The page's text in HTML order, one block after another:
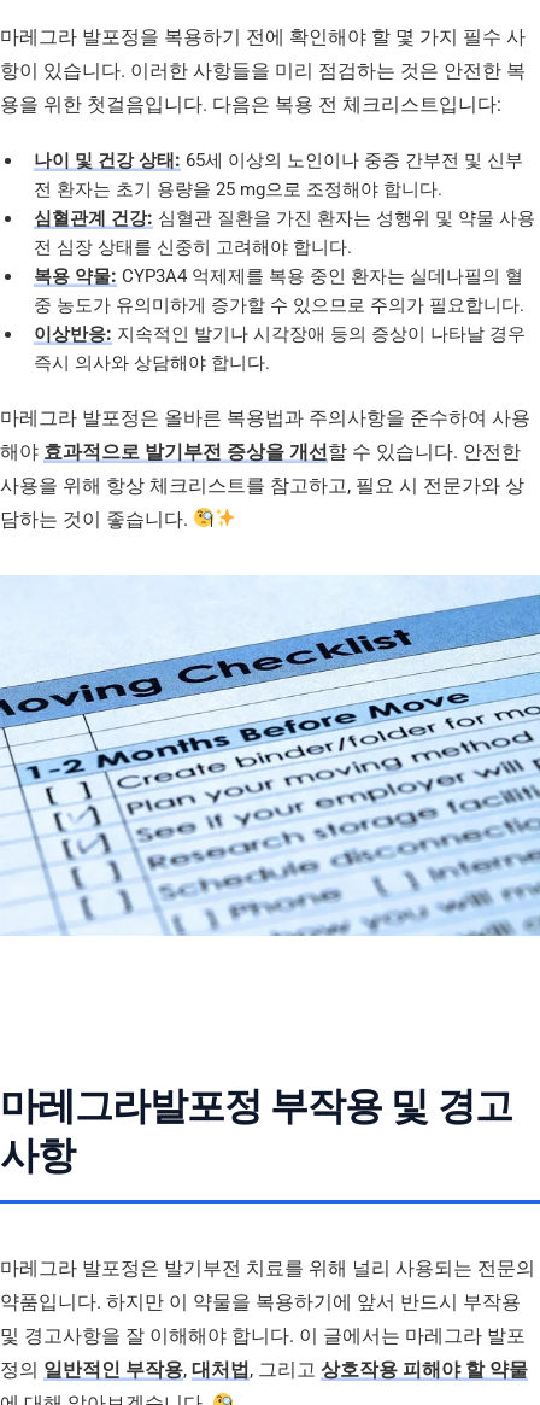
마레그라 발포정을 복용하기 전에 확인해야 할 몇 가지 필수 사
항이 있습니다. 이러한 사항들을 미리 점검하는 것은 안전한 복
용을 위한 첫걸음입니다. 다음은 복용 전 체크리스트입니다:
나이 및 건강 상태: 65세 이상의 노인이나 중증 간부전 및 신부
전 환자는 초기 용량을 25 mg으로 조정해야 합니다.
심혈관계 건강: 심혈관 질환을 가진 환자는 성행위 및 약물 사용
전 심장 상태를 신중히 고려해야 합니다.
복용 약물: CYP3A4 억제제를 복용 중인 환자는 실데나필의 혈
중 농도가 유의미하게 증가할 수 있으므로 주의가 필요합니다.
이상반응: 지속적인 발기나 시각장애 등의 증상이 나타날 경우
즉시 의사와 상담해야 합니다.
마레그라 발포정은 올바른 복용법과 주의사항을 준수하여 사용
해야 효과적으로 발기부전 증상을 개선할 수 있습니다. 안전한
사용을 위해 항상 체크리스트를 참고하고, 필요 시 전문가와 상
담하는 것이 좋습니다.
마레그라발포정 부작용 및 경고
사항
마레그라 발포정은 발기부전 치료를 위해 널리 사용되는 전문의
약품입니다. 하지만 이 약물을 복용하기에 앞서 반드시 부작용
및 경고사항을 잘 이해해야 합니다. 이 글에서는 마레그라 발포
정의 일반적인 부작용, 대처법 , 그리고 상호작용 피해야 할 약물